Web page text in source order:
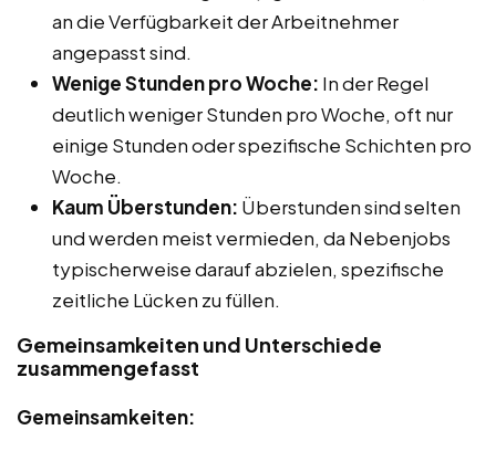
an die Verfügbarkeit der Arbeitnehmer
angepasst sind.
Wenige Stunden pro Woche: In der Regel
deutlich weniger Stunden pro Woche, oft nur
einige Stunden oder spezifische Schichten pro
Woche.
Kaum Überstunden: Überstunden sind selten
und werden meist vermieden, da Nebenjobs
typischerweise darauf abzielen, spezifische
zeitliche Lücken zu füllen.
Gemeinsamkeiten und Unterschiede
zusammengefasst
Gemeinsamkeiten: